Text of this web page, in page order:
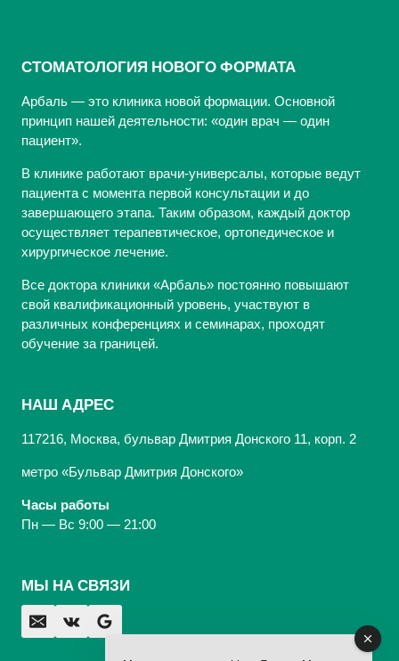
СТОМАТОЛОГИЯ НОВОГО ФОРМАТА
Арбаль — это клиника новой формации. Основной
принцип нашей деятельности: «один врач — один
пациент».
В клинике работают врачи-универсалы, которые ведут
пациента с момента первой консультации и до
завершающего этапа. Таким образом, каждый доктор
осуществляет терапевтическое, ортопедическое и
хирургическое лечение.
Все доктора клиники «Арбаль» постоянно повышают
свой квалификационный уровень, участвуют в
различных конференциях и семинарах, проходят
обучение за границей.
НАШ АДРЕС
117216, Москва, бульвар Дмитрия Донского 11, корп. 2
метро «Бульвар Дмитрия Донского»
Часы работы
Пн — Вс 9:00 — 21:00
МЫ НА СВЯЗИ